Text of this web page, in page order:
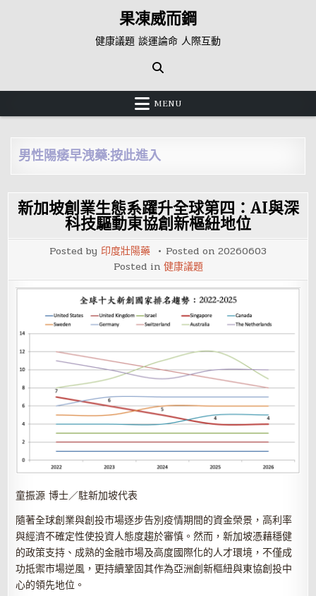
果凍威而鋼
健康議題 談運論命 人際互動
MENU
男性陽痿早洩藥:按此進入
新加坡創業生態系躍升全球第四：AI與深
科技驅動東協創新樞紐地位
Posted by 印度壯陽藥 Posted on 20260603
Posted in 健康議題
童振源 博士／駐新加坡代表
隨著全球創業與創投市場逐步告別疫情期間的資金榮景，高利率
與經濟不確定性使投資人態度趨於審慎。然而，新加坡憑藉穩健
的政策支持、成熟的金融市場及高度國際化的人才環境，不僅成
功抵禦市場逆風，更持續鞏固其作為亞洲創新樞紐與東協創投中
心的領先地位。